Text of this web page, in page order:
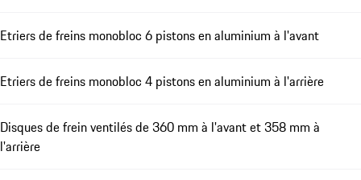
Etriers de freins monobloc 6 pistons en aluminium à l'avant
Etriers de freins monobloc 4 pistons en aluminium à l'arrière
Disques de frein ventilés de 360 mm à l'avant et 358 mm à
l'arrière